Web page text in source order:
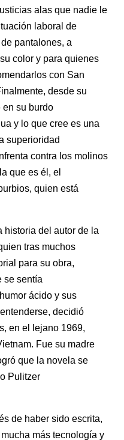
alas que nadie le
laboral de
pantalones, a
color y para quienes
con San
desde su
en su burdo
y lo que cree es una
superioridad
contra los molinos
que es él, el
quien está
historia del autor de la
tras muchos
para su obra,
se sentía
ácido y sus
decidió
en el lejano 1969,
Fue su madre
que la novela se
Pulitzer
de haber sido escrita,
más tecnología y